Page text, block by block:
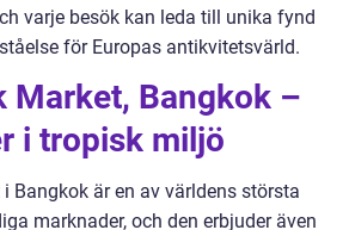
varje besök kan leda till unika fynd
för Europas antikvitetsvärld.
Market, Bangkok –
i tropisk miljö
Bangkok är en av världens största
marknader, och den erbjuder även